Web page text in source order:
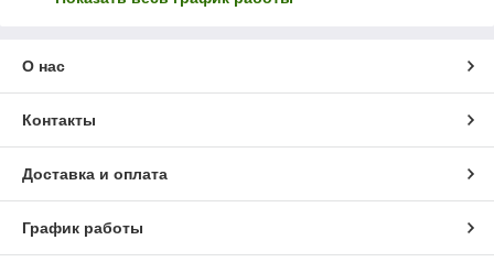
О нас
Контакты
Доставка и оплата
График работы